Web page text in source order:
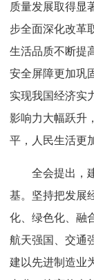
质量发展取得显
步全面深化改革
生活品质不断提
安全屏障更加巩
实现我国经济实
影响力大幅跃升
平，人民生活更
全会提出，
基。坚持把发展
化、绿色化、融
航天强国、交通
建以先进制造业